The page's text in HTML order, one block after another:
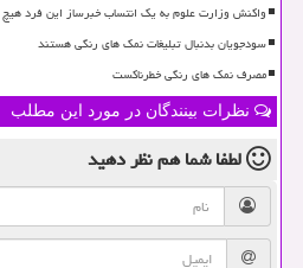
واکنش وزارت علوم به یک انتساب خبرساز این فرد هیچ
سودجویان بدنبال تبلیغات نمک های رنگی هستند
مصرف نمک های رنگی خطرناکست
نظرات بینندگان در مورد این مطلب
لطفا شما همنظر دهید